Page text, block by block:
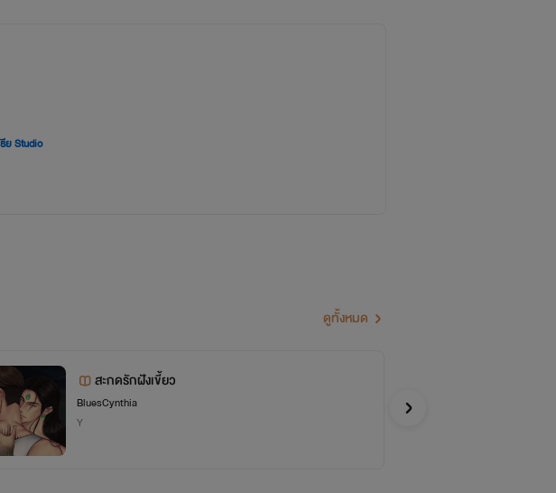
ย Studio
หวังว่าจะมีเล่มไหนถูกใจคุณรี๊ดนะคะ
ดูทั้งหมด
สะกดรักฝังเขี้ยว
BluesCynthia
Y